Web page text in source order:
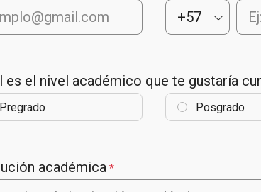
es el nivel académico que te gustaría
Pregrado
Posgrado
académica *